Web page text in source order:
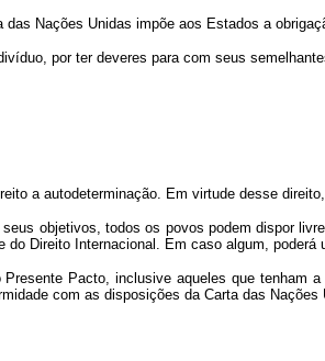
das Nações Unidas impõe aos Estados a
por ter deveres para com seus
a autodeterminação. Em virtude desse
objetivos, todos os povos podem dispor
do Direito Internacional. Em caso algum,
Pacto, inclusive aqueles que tenham
com as disposições da Carta das Nações